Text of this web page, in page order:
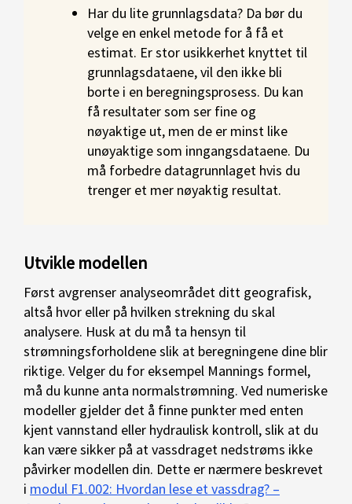
Har du lite grunnlagsdata? Da bør du
velge en enkel metode for å få et
estimat. Er stor usikkerhet knyttet til
grunnlagsdataene, vil den ikke bli
borte i en beregningsprosess. Du kan
få resultater som ser fine og
nøyaktige ut, men de er minst like
unøyaktige som inngangsdataene. Du
må forbedre datagrunnlaget hvis du
trenger et mer nøyaktig resultat.
Utvikle modellen
Først avgrenser analyseområdet ditt geografisk,
altså hvor eller på hvilken strekning du skal
analysere. Husk at du må ta hensyn til
strømningsforholdene slik at beregningene dine blir
riktige. Velger du for eksempel Mannings formel,
må du kunne anta normalstrømning. Ved numeriske
modeller gjelder det å finne punkter med enten
kjent vannstand eller hydraulisk kontroll, slik at du
kan være sikker på at vassdraget nedstrøms ikke
påvirker modellen din. Dette er nærmere beskrevet
i modul F1.002: Hvordan lese et vassdrag? –